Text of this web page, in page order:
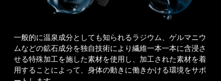
一般的に温泉成分としても知られるラジウム、ゲルマニウ
ムなどの鉱石成分を独自技術により繊維一本一本に含浸さ
せる特殊加工を施した素材を使用し、加工された素材を着
用することによって、身体の動きに働きかける環境をサポ